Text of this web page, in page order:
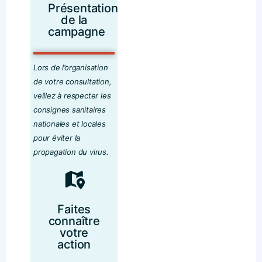
Présentation
de la
campagne
Lors de l’organisation
de votre consultation,
veillez à respecter les
consignes sanitaires
nationales et locales
pour éviter la
propagation du virus.
Faites
connaître
votre
action